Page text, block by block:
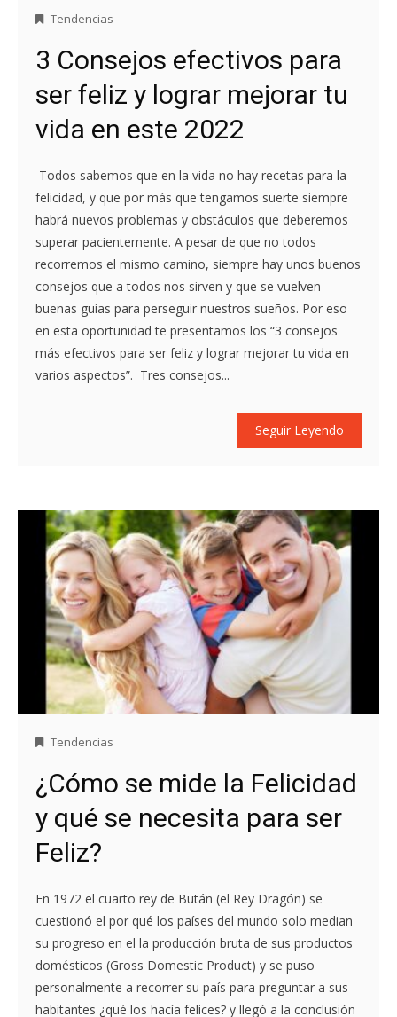
Tendencias
3 Consejos efectivos para
ser feliz y lograr mejorar tu
vida en este 2022
Todos sabemos que en la vida no hay recetas para la
felicidad, y que por más que tengamos suerte siempre
habrá nuevos problemas y obstáculos que deberemos
superar pacientemente. A pesar de que no todos
recorremos el mismo camino, siempre hay unos buenos
consejos que a todos nos sirven y que se vuelven
buenas guías para perseguir nuestros sueños. Por eso
en esta oportunidad te presentamos los “3 consejos
más efectivos para ser feliz y lograr mejorar tu vida en
varios aspectos”. Tres consejos...
Seguir Leyendo
Tendencias
¿Cómo se mide la Felicidad
y qué se necesita para ser
Feliz?
En 1972 el cuarto rey de Bután (el Rey Dragón) se
cuestionó el por qué los países del mundo solo median
su progreso en el la producción bruta de sus productos
domésticos (Gross Domestic Product) y se puso
personalmente a recorrer su país para preguntar a sus
habitantes ¿qué los hacía felices? y llegó a la conclusión